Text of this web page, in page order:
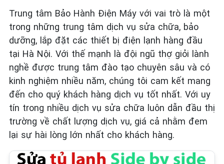
Trung tâm Bảo Hành Điện Máy với vai trò là một
trong những trung tâm dịch vụ sửa chữa, bảo
dưỡng, lắp đặt các thiết bị điện lạnh hàng đầu
tại Hà Nội. Với thế mạnh là đội ngũ thợ giỏi lành
nghề được trung tâm đào tạo chuyên sâu và có
kinh nghiệm nhiều năm, chúng tôi cam kết mang
đến cho quý khách hàng dịch vụ tốt nhất. Với uy
tín trong nhiều dịch vụ sửa chữa luôn dẫn đầu thị
trường về chất lượng dịch vụ, giá cả nhằm đem
lại sự hài lòng lớn nhất cho khách hàng.